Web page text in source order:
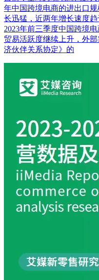
年中国跨境电商的进出口
长迅猛，近两年增长速度
2023年前三季度中国跨境
贸易活跃度继续上升，外
济伙伴关系协定》的